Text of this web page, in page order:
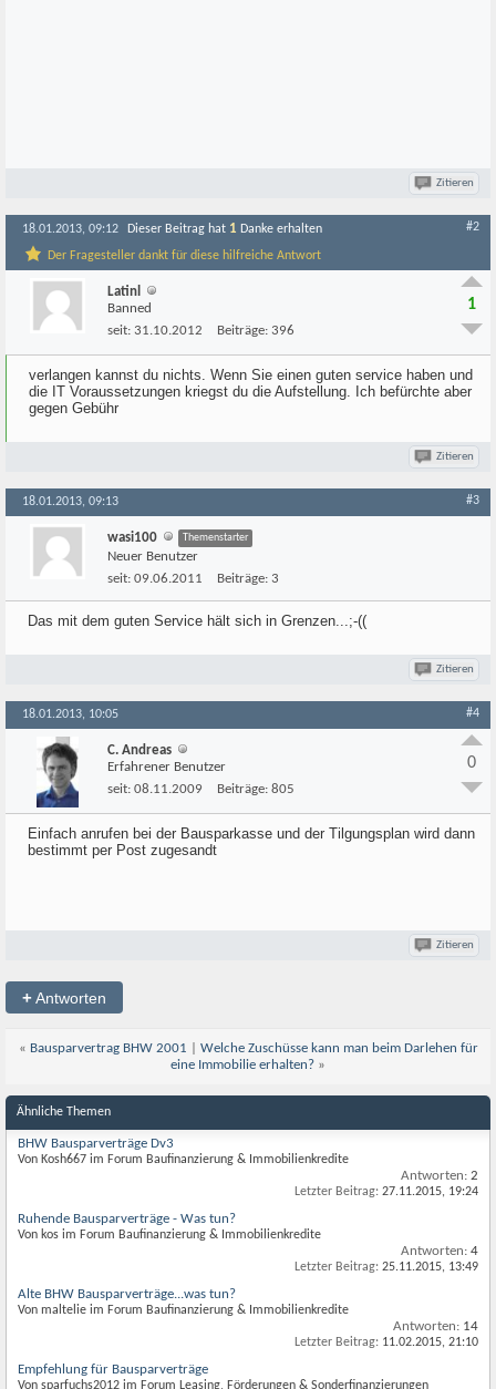
Zitieren
18.01.2013, 09:12 Dieser Beitrag hat 1 Danke erhalten
Der Fragesteller dankt für diese hilfreiche Antwort
#2
Latinl
Banned
seit: 31.10.2012 Beiträge: 396
1
verlangen kannst du nichts. Wenn Sie einen guten service haben und
die IT Voraussetzungen kriegst du die Aufstellung. Ich befürchte aber
gegen Gebühr
Zitieren
18.01.2013, 09:13 #3
wasi100 Themenstarter
Neuer Benutzer
seit: 09.06.2011 Beiträge: 3
Das mit dem guten Service hält sich in Grenzen...;-((
Zitieren
18.01.2013, 10:05 #4
C. Andreas
Erfahrener Benutzer
seit: 08.11.2009 Beiträge: 805
0
Einfach anrufen bei der Bausparkasse und der Tilgungsplan wird dann
bestimmt per Post zugesandt
Zitieren
+Antworten
« Bausparvertrag BHW 2001
Welche Zuschüsse kann man beim Darlehen für
eine Immobilie erhalten? »
Ähnliche Themen
BHW Bausparverträge Dv3
Von Kosh667 im Forum Baufinanzierung & Immobilienkredite
Antworten: 2
Letzter Beitrag: 27.11.2015, 19:24
Ruhende Bausparverträge - Was tun?
Von kos im Forum Baufinanzierung & Immobilienkredite
Antworten: 4
Letzter Beitrag: 25.11.2015, 13:49
Alte BHW Bausparverträge...was tun?
Von maltelie im Forum Baufinanzierung & Immobilienkredite
Antworten: 14
Letzter Beitrag: 11.02.2015, 21:10
Empfehlung für Bausparverträge
Von sparfuchs2012 im Forum Leasing, Förderungen & Sonderfinanzierungen